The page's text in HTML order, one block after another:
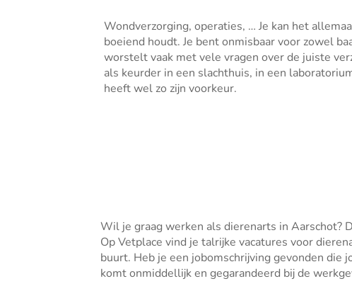
Wondverzorging, operaties, … Je kan het
boeiend houdt. Je bent onmisbaar voor zowel
worstelt vaak met vele vragen over de juiste
als keurder in een slachthuis, in een
heeft wel zo zijn voorkeur.
Wil je graag werken als dierenarts in Aarschot?
Op Vetplace vind je talrijke vacatures voor
buurt. Heb je een jobomschrijving gevonden
komt onmiddellijk en gegarandeerd bij de